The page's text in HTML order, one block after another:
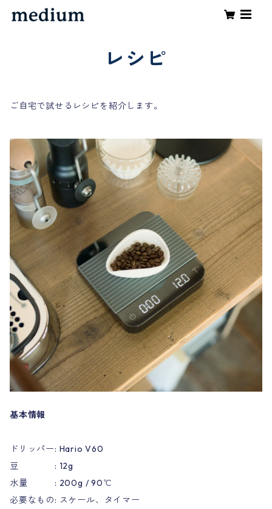
レシピ
ご自宅で試せるレシピを紹介します。
基本情報
ドリッパー: Hario V60
豆 : 12g
水量 : 200g / 90℃
必要なもの: スケール、タイマー